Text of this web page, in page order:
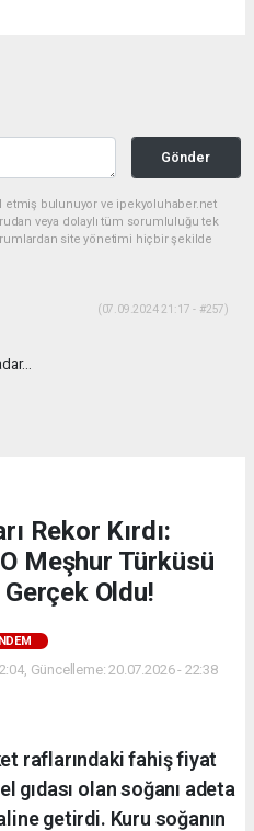
Gönder
etmiş bulunuyor ve ipekyoluhaber.net
veya dolaylı tüm sorumluluğu tek
site yönetimi hiçbir şekilde
(07.09.2024 21:17 - #257)
Rekor Kırdı:
Meşhur Türküsü
Oldu!
Güncelleme: 20.07.2026 - 22:38
raflarındaki fahiş fiyat
gıdası olan soğanı adeta
getirdi. Kuru soğanın